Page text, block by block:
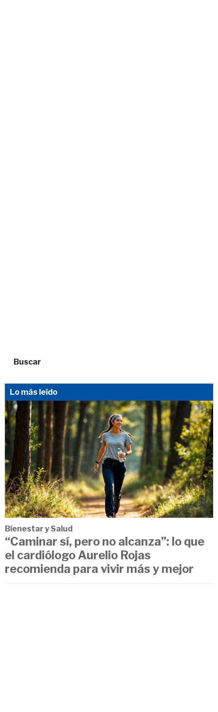
Buscar
Lo más leído
Bienestar y Salud
“Caminar sí, pero no alcanza”: lo que
el cardiólogo Aurelio Rojas
recomienda para vivir más y mejor